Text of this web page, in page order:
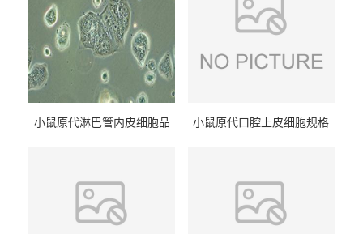
小鼠原代淋巴管内皮细胞品
小鼠原代口腔上皮细胞规格